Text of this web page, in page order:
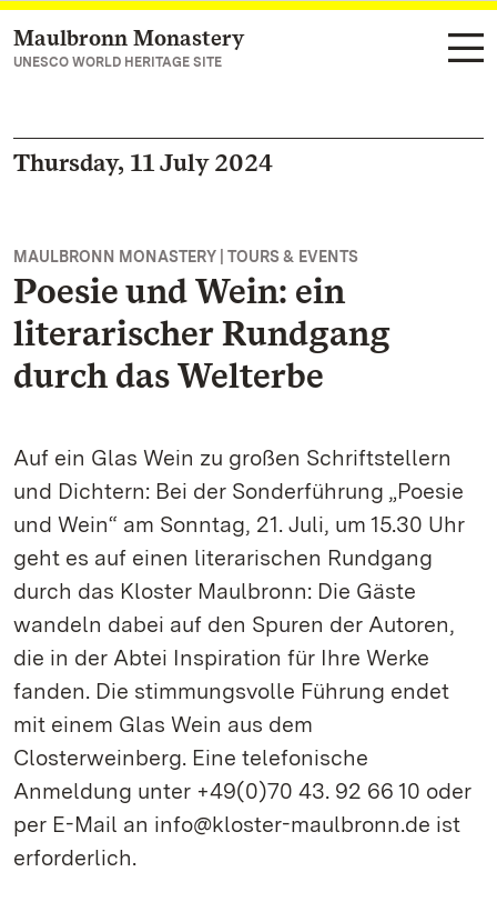
Navigate to main page
Maulbronn Monastery
UNESCO WORLD HERITAGE SITE
Thursday, 11 July 2024
MAULBRONN MONASTERY | TOURS & EVENTS
Poesie und Wein: ein
literarischer Rundgang
durch das Welterbe
Auf ein Glas Wein zu großen Schriftstellern
und Dichtern: Bei der Sonderführung „Poesie
und Wein“ am Sonntag, 21. Juli, um 15.30 Uhr
geht es auf einen literarischen Rundgang
durch das Kloster Maulbronn: Die Gäste
wandeln dabei auf den Spuren der Autoren,
die in der Abtei Inspiration für Ihre Werke
fanden. Die stimmungsvolle Führung endet
mit einem Glas Wein aus dem
Closterweinberg. Eine telefonische
Anmeldung unter +49(0)70 43. 92 66 10 oder
per E-Mail an info@kloster-maulbronn.de ist
erforderlich.